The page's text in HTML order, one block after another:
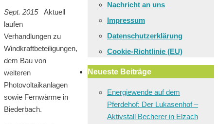
Sept. 2015 Aktuell
laufen
Verhandlungen zu
Windkraftbeteiligungen,
dem Bau von
weiteren
Photovoltaikanlagen
sowie Fernwärme in
Biederbach.
Nachricht an uns
Impressum
Datenschutzerklärung
Cookie-Richtlinie (EU)
Neueste Beiträge
Energiewende auf dem
Pferdehof: Der Lukasenhof –
Aktivstall Becherer in Elzach